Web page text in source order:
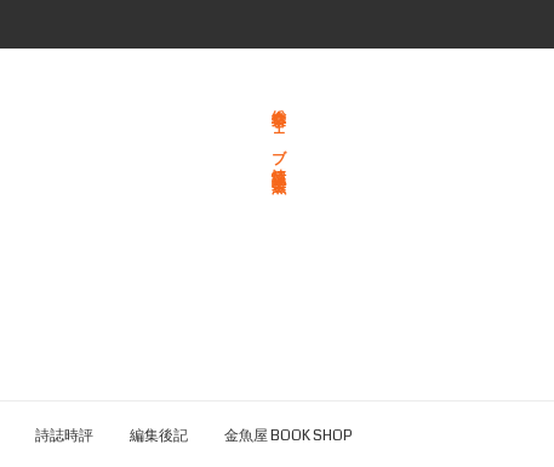
総合文学ウェブ情報誌 文学金魚
詩誌時評 編集後記 金魚屋 BOOK SHOP